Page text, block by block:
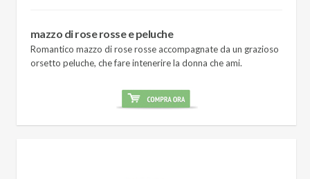
mazzo di rose rosse e peluche
Romantico mazzo di rose rosse accompagnate da un grazioso
orsetto peluche, che fare intenerire la donna che ami.